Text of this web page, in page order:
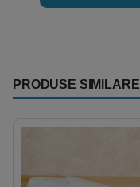
PRODUSE SIMILARE